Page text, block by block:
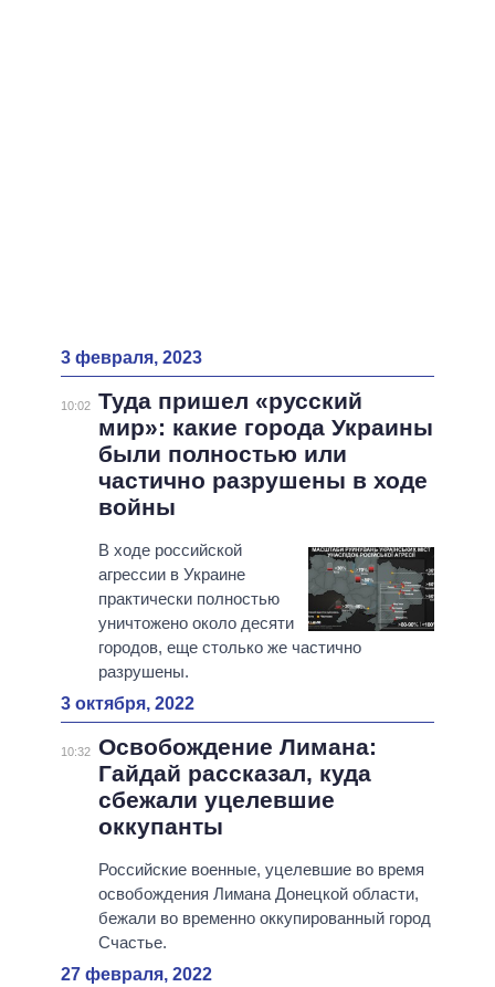
3 февраля, 2023
10:02 Туда пришел «русский
мир»: какие города Украины
были полностью или
частично разрушены в ходе
войны
В ходе российской
агрессии в Украине
практически полностью
уничтожено около десяти
городов, еще столько же частично
разрушены.
3 октября, 2022
10:32 Освобождение Лимана:
Гайдай рассказал, куда
сбежали уцелевшие
оккупанты
Российские военные, уцелевшие во время
освобождения Лимана Донецкой области,
бежали во временно оккупированный город
Счастье.
27 февраля, 2022